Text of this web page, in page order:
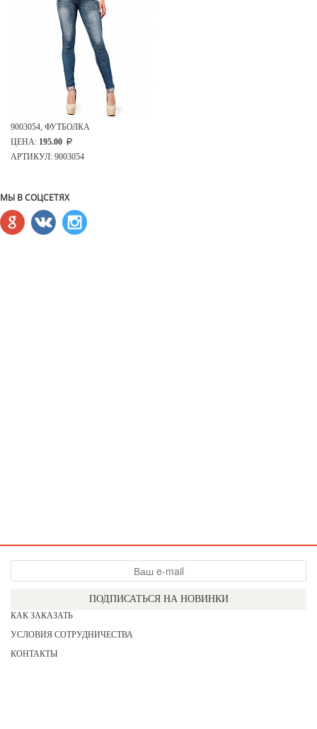
9003054, ФУТБОЛКА
ЦЕНА: 195.00
АРТИКУЛ: 9003054
МЫ В СОЦСЕТЯХ
ПОДПИСАТЬСЯ НА НОВИНКИ
КАК ЗАКАЗАТЬ
УСЛОВИЯ СОТРУДНИЧЕСТВА
КОНТАКТЫ